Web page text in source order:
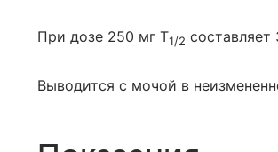
При дозе 250 мг T1/2
Выводится с мочой в